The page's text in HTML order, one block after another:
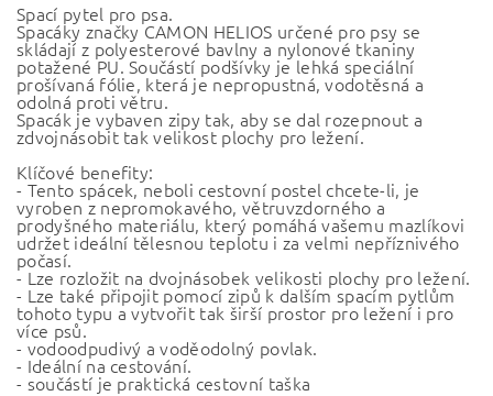
Spací pytel pro psa.
Spacáky značky CAMON HELIOS určené pro psy se
skládají z polyesterové bavlny a nylonové tkaniny
potažené PU. Součástí podšívky je lehká speciální
prošívaná fólie, která je nepropustná, vodotěsná a
odolná proti větru.
Spacák je vybaven zipy tak, aby se dal rozepnout a
zdvojnásobit tak velikost plochy pro ležení.
Klíčové benefity:
- Tento spácek, neboli cestovní postel chcete-li, je
vyroben z nepromokavého, větruvzdorného a
prodyšného materiálu, který pomáhá vašemu mazlíkovi
udržet ideální tělesnou teplotu i za velmi nepříznivého
počasí.
- Lze rozložit na dvojnásobek velikosti plochy pro ležení.
- Lze také připojit pomocí zipů k dalším spacím pytlům
tohoto typu a vytvořit tak širší prostor pro ležení i pro
více psů.
- vodoodpudivý a voděodolný povlak.
- Ideální na cestování.
- součástí je praktická cestovní taška